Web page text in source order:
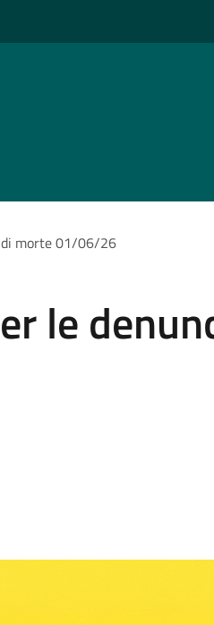
di morte 01/06/26
le